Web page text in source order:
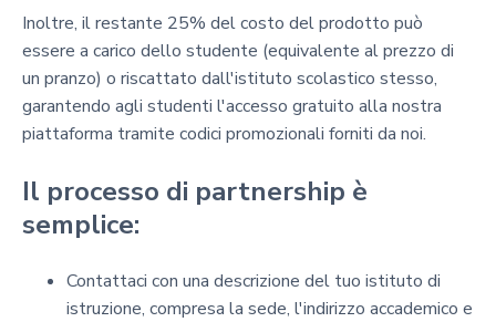
Inoltre, il restante 25% del costo del prodotto può
essere a carico dello studente (equivalente al prezzo di
un pranzo) o riscattato dall'istituto scolastico stesso,
garantendo agli studenti l'accesso gratuito alla nostra
piattaforma tramite codici promozionali forniti da noi.
Il processo di partnership è
semplice:
Contattaci con una descrizione del tuo istituto di
istruzione, compresa la sede, l'indirizzo accademico e